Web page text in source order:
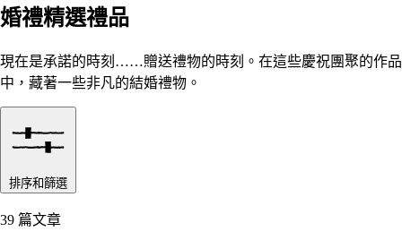
婚禮精選禮品
現在是承諾的時刻……贈送禮物的時刻。在這些慶祝團聚的作品
中，藏著一些非凡的結婚禮物。
排序和篩選
39 篇文章